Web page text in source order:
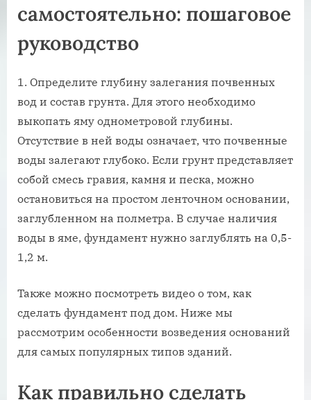
самостоятельно: пошаговое
руководство
Определите глубину залегания почвенных
вод и состав грунта. Для этого необходимо
выкопать яму однометровой глубины.
Отсутствие в ней воды означает, что почвенные
воды залегают глубоко. Если грунт представляет
собой смесь гравия, камня и песка, можно
остановиться на простом ленточном основании,
заглубленном на полметра. В случае наличия
воды в яме, фундамент нужно заглублять на 0,5-
1,2 м.
Также можно посмотреть видео о том, как
сделать фундамент под дом. Ниже мы
рассмотрим особенности возведения оснований
для самых популярных типов зданий.
Как правильно сделать